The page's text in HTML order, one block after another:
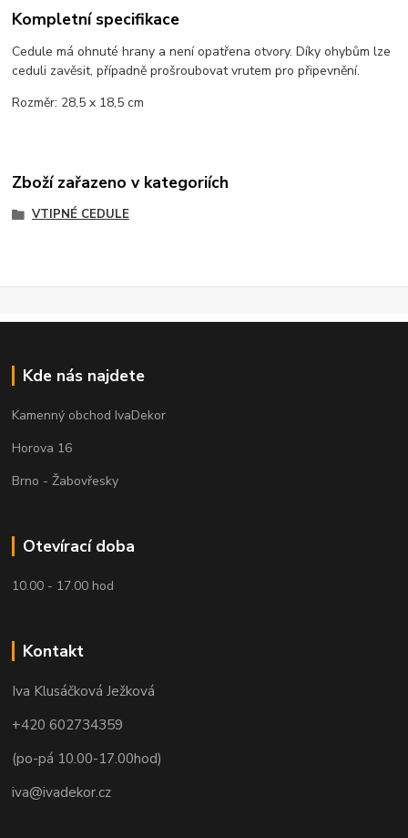
Kompletní specifikace
Cedule má ohnuté hrany a není opatřena otvory. Díky ohybům lze
ceduli zavěsit, případně prošroubovat vrutem pro připevnění.
Rozměr: 28,5 x 18,5 cm
Zboží zařazeno v kategoriích
VTIPNÉ CEDULE
Kde nás najdete
Kamenný obchod IvaDekor
Horova 16
Brno - Žabovřesky
Otevírací doba
10.00 - 17.00 hod
Kontakt
Iva Klusáčková Ježková
+420 602734359
(po-pá 10.00-17.00hod)
iva@ivadekor.cz